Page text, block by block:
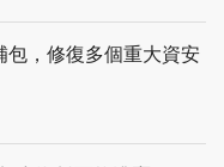
包，修復多個重大資安